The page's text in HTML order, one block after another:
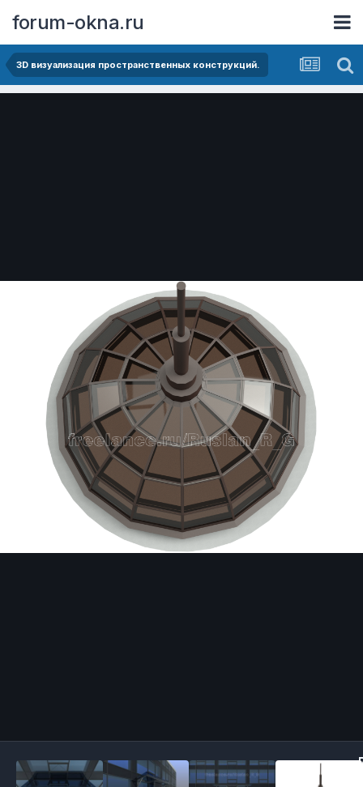
forum-okna.ru
3D визуализация пространственных конструкций.